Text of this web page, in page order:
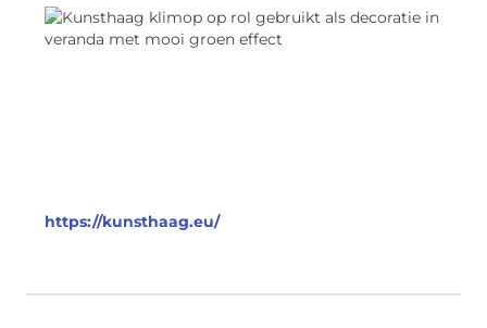
https://kunsthaag.eu/